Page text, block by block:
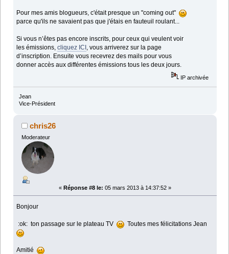
Pour mes amis blogueurs, c'était presque un "coming out"
parce qu'ils ne savaient pas que j'étais en fauteuil roulant...
Si vous n’êtes pas encore inscrits, pour ceux qui veulent voir
les émissions,cliquez ICI , vous arriverez sur la page
d’inscription. Ensuite vous recevrez des mails pour vous
donner accès aux différentes émissions tous les deux jours.
IP archivée
Jean
Vice-Président
chris26
Moderateur
« Réponse #8 le: 05 mars 2013 à 14:37:52 »
Bonjour
:ok: ton passage sur le plateau TV Toutes mes félicitations Jean
Amitié